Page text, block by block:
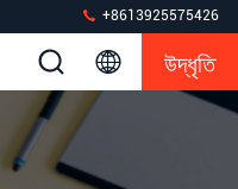
+8613925575426
উদ্ধৃতি